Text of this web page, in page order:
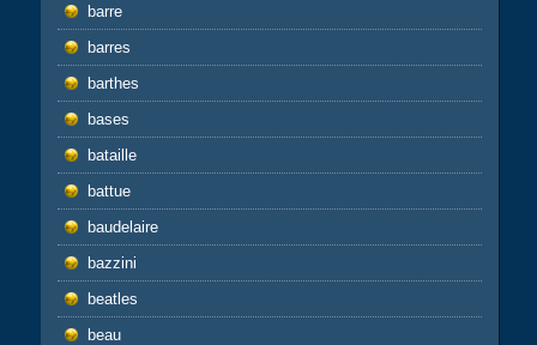
barre
barres
barthes
bases
bataille
battue
baudelaire
bazzini
beatles
beau